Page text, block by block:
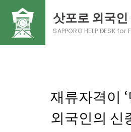
삿포로 외국
SAPPORO HELP DESK for
재류자격이
외국인의 신